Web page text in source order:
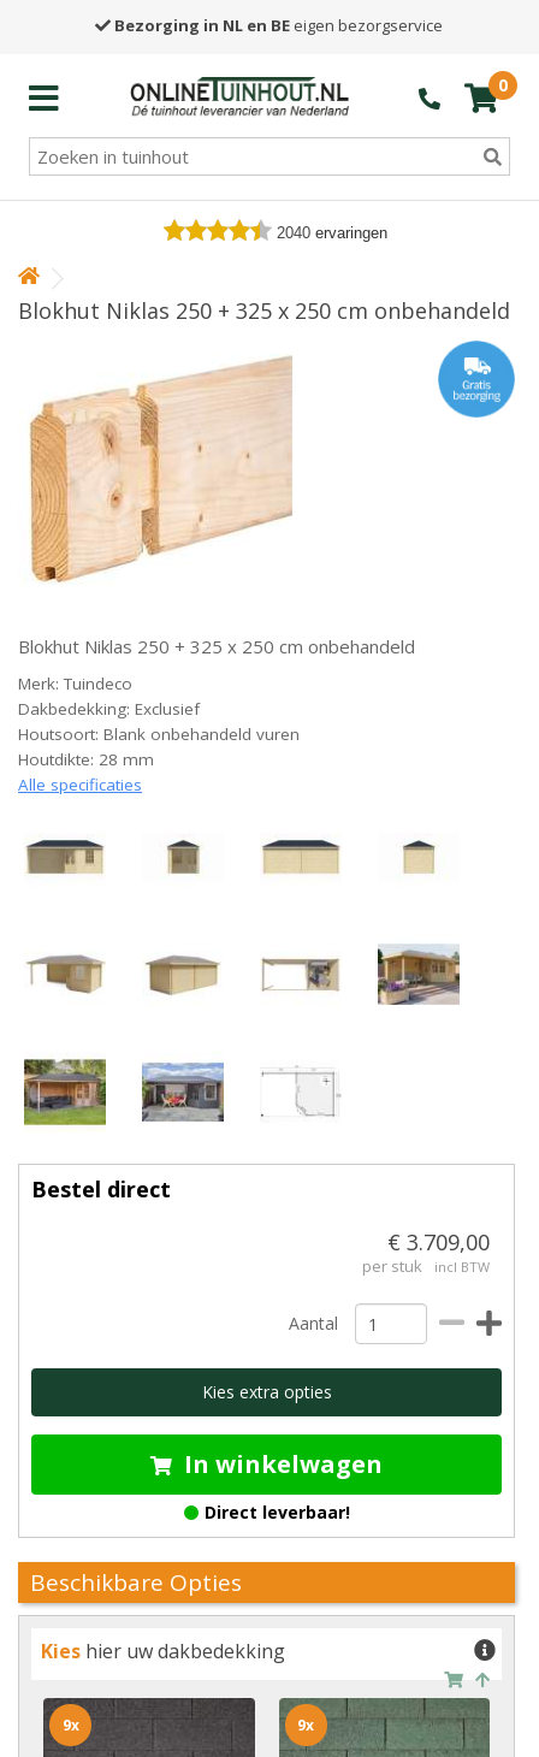
Bezorging in NL en BE eigen bezorgservice
0
2040 ervaringen
Blokhut Niklas 250 + 325 x 250 cm onbehandeld
Blokhut Niklas 250 + 325 x 250 cm onbehandeld
Merk: Tuindeco
Dakbedekking: Exclusief
Houtsoort: Blank onbehandeld vuren
Houtdikte: 28 mm
Alle specificaties
Bestel direct
€ 3.709,00
per stuk incl BTW
Aantal
Kies extra opties
In winkelwagen
Direct leverbaar!
Beschikbare Opties
Kies hier uw dakbedekking
9x 9x